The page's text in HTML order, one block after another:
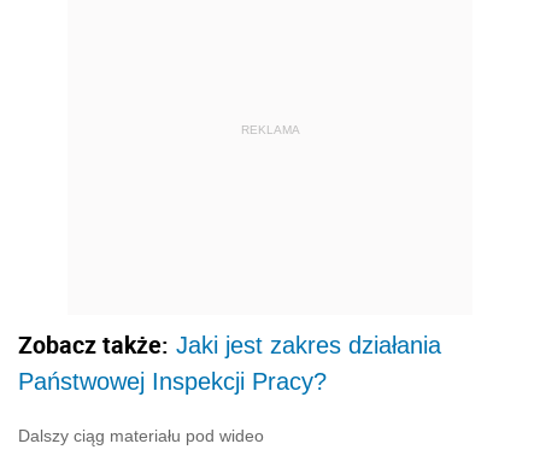
REKLAMA
Zobacz także: Jaki jest zakres działania
Państwowej Inspekcji Pracy?
Dalszy ciąg materiału pod wideo